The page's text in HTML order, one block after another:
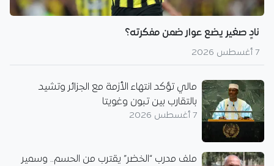
نادٍ صغير يضع عوار ضمن مفكرته؟
7 أغسطس 2026
مالي تؤكد انتهاء الأزمة مع الجزائر وتشيد
بالتقارب بين تبون وغويتا
7 أغسطس 2026
ملف مدرب “الخضر” يقترب من الحسم.. وسمير